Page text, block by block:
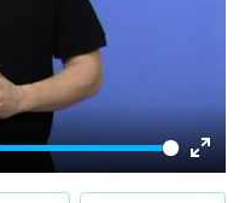
Enter